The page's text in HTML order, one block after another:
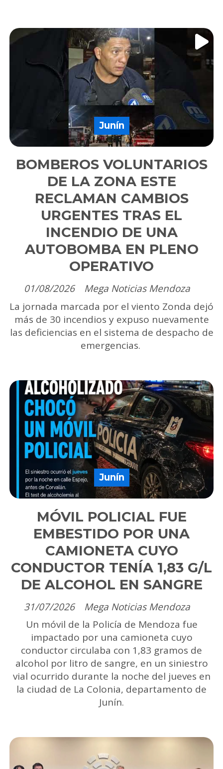
BOMBEROS VOLUNTARIOS
DE LA ZONA ESTE
RECLAMAN CAMBIOS
URGENTES TRAS EL
INCENDIO DE UNA
AUTOBOMBA EN PLENO
OPERATIVO
Mega Noticias Mendoza
Junín
01/08/2026
La jornada marcada por el viento Zonda dejó
más de 30 incendios y expuso nuevamente
las deficiencias en el sistema de despacho de
emergencias.
MÓVIL POLICIAL FUE
EMBESTIDO POR UNA
CAMIONETA CUYO
CONDUCTOR TENÍA 1,83 G/L
DE ALCOHOL EN SANGRE
Mega Noticias Mendoza
Junín
31/07/2026
Un móvil de la Policía de Mendoza fue
impactado por una camioneta cuyo
conductor circulaba con 1,83 gramos de
alcohol por litro de sangre, en un siniestro
vial ocurrido durante la noche del jueves en
la ciudad de La Colonia, departamento de
Junín.